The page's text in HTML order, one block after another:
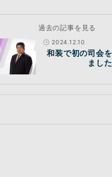
過去の記事を見る
2024.12.10
和装で初の司会
ました